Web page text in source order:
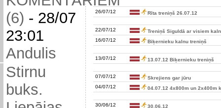
(6) - 28/07
23:01
Andulis
Stirnu
buks.
26/07/12 Rīta treniņš 26.07.12
22/07/12
Treniņš Siguldā ar visiem
16/07/12
Biķernieku kalnu treniņš
13/07/12 13.07.12 Biķernieku treniņš
07/07/12
Skrejiens gar jūru
04/07/12
04.07.12 4x800m un 2x400m
30/06/12
30.06.12